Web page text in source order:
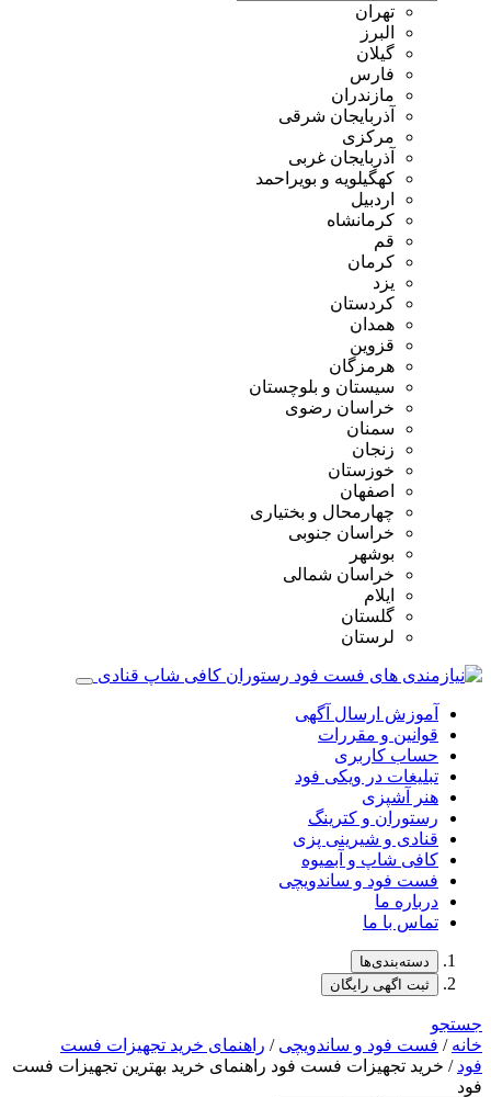
تهران
البرز
گیلان
فارس
مازندران
آذربایجان شرقی
مرکزی
آذربایجان غربی
کهگیلویه و بویراحمد
اردبیل
کرمانشاه
قم
کرمان
یزد
کردستان
همدان
قزوین
هرمزگان
سیستان و بلوچستان
خراسان رضوی
سمنان
زنجان
خوزستان
اصفهان
چهارمحال و بختیاری
خراسان جنوبی
بوشهر
خراسان شمالی
ایلام
گلستان
لرستان
آموزش ارسال آگهی
قوانین و مقررات
حساب کاربری
تبلیغات در ویکی فود
هنر آشپزی
رستوران و کترینگ
قنادی و شیرینی پزی
کافی شاپ و آبمیوه
فست فود و ساندویچی
درباره ما
تماس با ما
دسته‌بندی‌ها
ثبت اگهی رایگان
جستجو
خانه / فست فود و ساندویچی / راهنمای خرید تجهیزات فست
فود / خرید تجهیزات فست فود راهنمای خرید بهترین تجهیزات فست
فود